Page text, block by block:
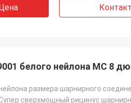
Контакт
белого нейлона MC 8
сверхмощный рицинус